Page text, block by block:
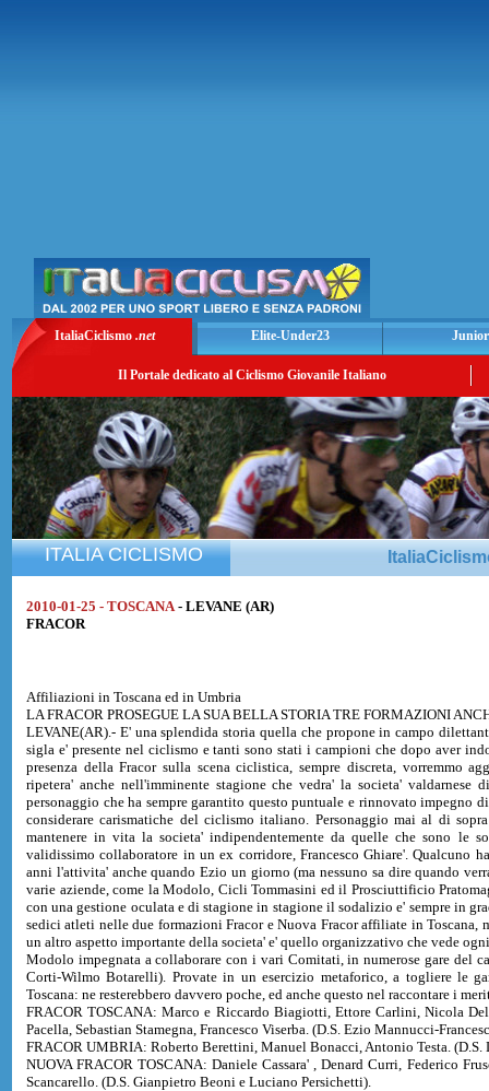
ItaliaCiclismo .net Elite-Under23
Il Portale dedicato al Ciclismo Giovanile Italiano
ITALIA CICLISMO
2010-01-25 - TOSCANA - LEVANE (AR)
FRACOR
Affiliazioni in Toscana ed in Umbria
LA FRACOR PROSEGUE LA SUA BELLA STORIA TRE FORMAZIONI
LEVANE(AR).- E' una splendida storia quella che propone in campo
sigla e' presente nel ciclismo e tanti sono stati i campioni che dopo aver
presenza della Fracor sulla scena ciclistica, sempre discreta, vorremmo
ripetera' anche nell'imminente stagione che vedra' la societa'
personaggio che ha sempre garantito questo puntuale e rinnovato
considerare carismatiche del ciclismo italiano. Personaggio mai al di
mantenere in vita la societa' indipendentemente da quelle che sono
validissimo collaboratore in un ex corridore, Francesco Ghiare'. Qualcuno
anni l'attivita' anche quando Ezio un giorno (ma nessuno sa dire quando
varie aziende, come la Modolo, Cicli Tommasini ed il Prosciuttificio
con una gestione oculata e di stagione in stagione il sodalizio e' sempre in
sedici atleti nelle due formazioni Fracor e Nuova Fracor affiliate in
un altro aspetto importante della societa' e' quello organizzativo che vede
Modolo impegnata a collaborare con i vari Comitati, in numerose gare del
Corti-Wilmo Botarelli). Provate in un esercizio metaforico, a togliere le
Toscana: ne resterebbero davvero poche, ed anche questo nel raccontare i
FRACOR TOSCANA: Marco e Riccardo Biagiotti, Ettore Carlini, Nicola
Pacella, Sebastian Stamegna, Francesco Viserba. (D.S. Ezio Mannucci-
FRACOR UMBRIA: Roberto Berettini, Manuel Bonacci, Antonio Testa. (D.S.
NUOVA FRACOR TOSCANA: Daniele Cassara' , Denard Curri, Federico
Scancarello. (D.S. Gianpietro Beoni e Luciano Persichetti).